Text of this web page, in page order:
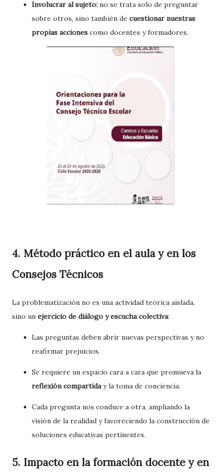
Involucrar al sujeto: no se trata solo de preguntar
sobre otros, sino también de cuestionar nuestras
propias acciones como docentes y formadores.
4. Método práctico en el aula y en los
Consejos Técnicos
La problematización no es una actividad teórica aislada,
sino un ejercicio de diálogo y escucha colectiva:
Las preguntas deben abrir nuevas perspectivas y no
reafirmar prejuicios.
Se requiere un espacio cara a cara que promueva la
reflexión compartiday la toma de conciencia.
Cada pregunta nos conduce a otra, ampliando la
visión de la realidad y favoreciendo la construcción de
soluciones educativas pertinentes.
5. Impacto en la formación docente y en